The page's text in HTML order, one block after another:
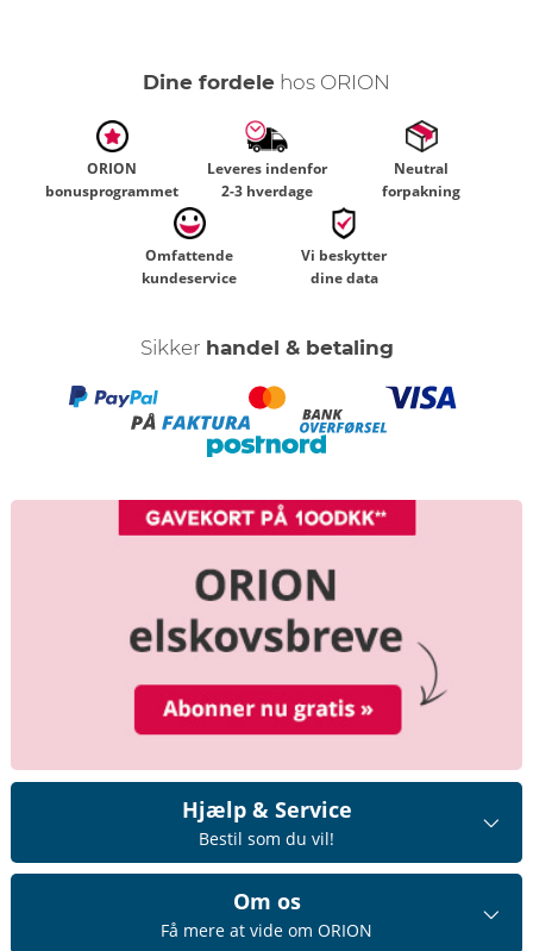
Dine fordele hos ORION
ORION
bonusprogrammet
Leveres indenfor
2-3 hverdage
Neutral
forpakning
Omfattende
kundeservice
Vi beskytter
dine data
Sikker handel & betaling
Hjælp & Service
Bestil som du vil!
Om os
Få mere at vide om ORION